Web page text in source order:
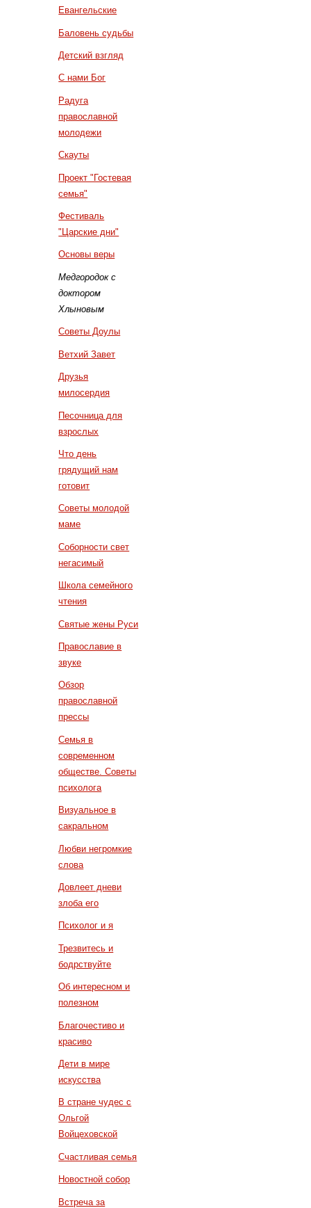
Евангельские
Баловень судьбы
Детский взгляд
С нами Бог
Радуга
православной
молодежи
Скауты
Проект "Гостевая
семья"
Фестиваль
"Царские дни"
Основы веры
Медгородок с
доктором
Хлыновым
Советы Доулы
Ветхий Завет
Друзья
милосердия
Песочница для
взрослых
Что день
грядущий нам
готовит
Советы молодой
маме
Соборности свет
негасимый
Школа семейного
чтения
Святые жены Руси
Православие в
звуке
Обзор
православной
прессы
Семья в
современном
обществе. Советы
психолога
Визуальное в
сакральном
Любви негромкие
слова
Довлеет дневи
злоба его
Психолог и я
Трезвитесь и
бодрствуйте
Об интересном и
полезном
Благочестиво и
красиво
Дети в мире
искусства
В стране чудес с
Ольгой
Войцеховской
Счастливая семья
Новостной собор
Встреча за